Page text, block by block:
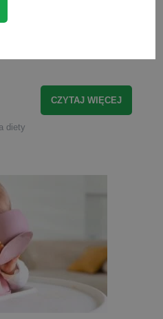
dla niemowlaka
CZYTAJ WIĘCEJ
diety